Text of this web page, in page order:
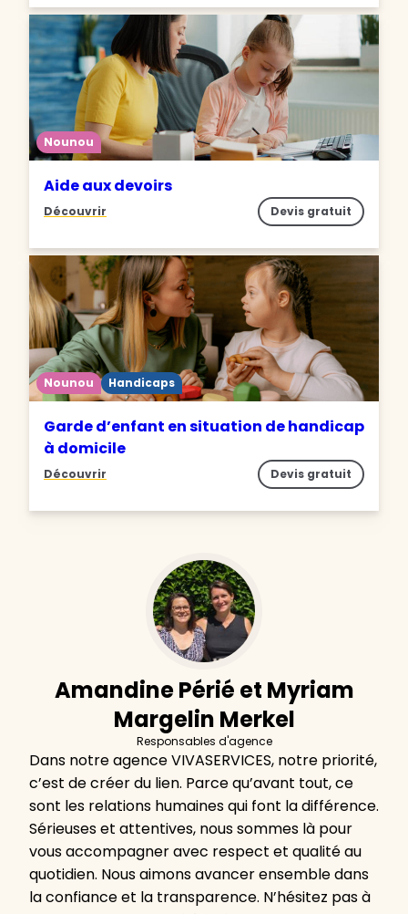
Nounou
Aide aux devoirs
Découvrir Devis gratuit
Nounou Handicaps
Garde d’enfant en situation de handicap
à domicile
Découvrir Devis gratuit
Amandine Périé et Myriam
Margelin Merkel
Responsables d'agence
Dans notre agence VIVASERVICES, notre priorité,
c’est de créer du lien. Parce qu’avant tout, ce
sont les relations humaines qui font la différence.
Sérieuses et attentives, nous sommes là pour
vous accompagner avec respect et qualité au
quotidien. Nous aimons avancer ensemble dans
la confiance et la transparence. N’hésitez pas à